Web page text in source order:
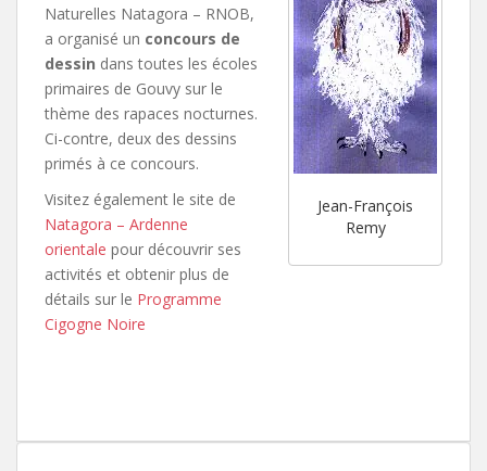
Jean-François
Remy
Naturelles Natagora – RNOB,
a organisé un concours de
dessin dans toutes les écoles
primaires de Gouvy sur le
thème des rapaces nocturnes.
Ci-contre, deux des dessins
primés à ce concours.
Visitez également le site de
Natagora – Ardenne
orientale pour découvrir ses
activités et obtenir plus de
détails sur le Programme
Cigogne Noire